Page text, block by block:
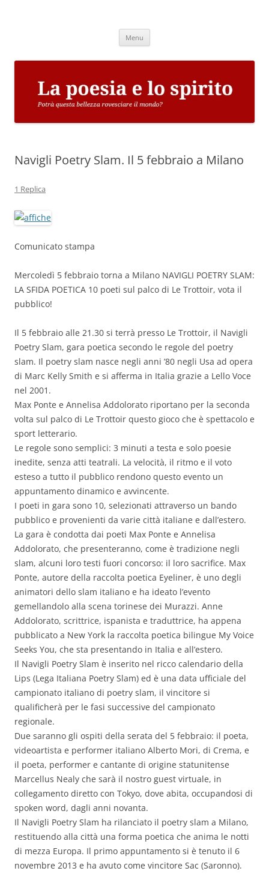
Menu
Navigli Poetry Slam. Il 5 febbraio a Milano
1 Replica
Comunicato stampa
Mercoledì 5 febbraio torna a Milano NAVIGLI POETRY SLAM:
LA SFIDA POETICA 10 poeti sul palco di Le Trottoir, vota il
pubblico!
Il 5 febbraio alle 21.30 si terrà presso Le Trottoir, il Navigli
Poetry Slam, gara poetica secondo le regole del poetry
slam. Il poetry slam nasce negli anni ’80 negli Usa ad opera
di Marc Kelly Smith e si afferma in Italia grazie a Lello Voce
nel 2001.
Max Ponte e Annelisa Addolorato riportano per la seconda
volta sul palco di Le Trottoir questo gioco che è spettacolo e
sport letterario.
Le regole sono semplici: 3 minuti a testa e solo poesie
inedite, senza atti teatrali. La velocità, il ritmo e il voto
esteso a tutto il pubblico rendono questo evento un
appuntamento dinamico e avvincente.
I poeti in gara sono 10, selezionati attraverso un bando
pubblico e provenienti da varie città italiane e dall’estero.
La gara è condotta dai poeti Max Ponte e Annelisa
Addolorato, che presenteranno, come è tradizione negli
slam, alcuni loro testi fuori concorso: il loro sacrifice. Max
Ponte, autore della raccolta poetica Eyeliner, è uno degli
animatori dello slam italiano e ha ideato l’evento
gemellandolo alla scena torinese dei Murazzi. Anne
Addolorato, scrittrice, ispanista e traduttrice, ha appena
pubblicato a New York la raccolta poetica bilingue My Voice
Seeks You, che sta presentando in Italia e all’estero.
Il Navigli Poetry Slam è inserito nel ricco calendario della
Lips (Lega Italiana Poetry Slam) ed è una data ufficiale del
campionato italiano di poetry slam, il vincitore si
qualificherà per le fasi successive del campionato
regionale.
Due saranno gli ospiti della serata del 5 febbraio: il poeta,
videoartista e performer italiano Alberto Mori, di Crema, e
il poeta, performer e cantante di origine statunitense
Marcellus Nealy che sarà il nostro guest virtuale, in
collegamento diretto con Tokyo, dove abita, occupandosi di
spoken word, dagli anni novanta.
Il Navigli Poetry Slam ha rilanciato il poetry slam a Milano,
restituendo alla città una forma poetica che anima le notti
di mezza Europa. Il primo appuntamento si è tenuto il 6
novembre 2013 e ha avuto come vincitore Sac (Saronno).